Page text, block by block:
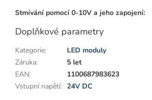
Stmívání pomocí 0-10V a jeho zapojení:
Doplňkové parametry
Kategorie:
LED moduly
Záruka:
5 let
EAN:
1100687983623
Vstupní napětí: 24V DC